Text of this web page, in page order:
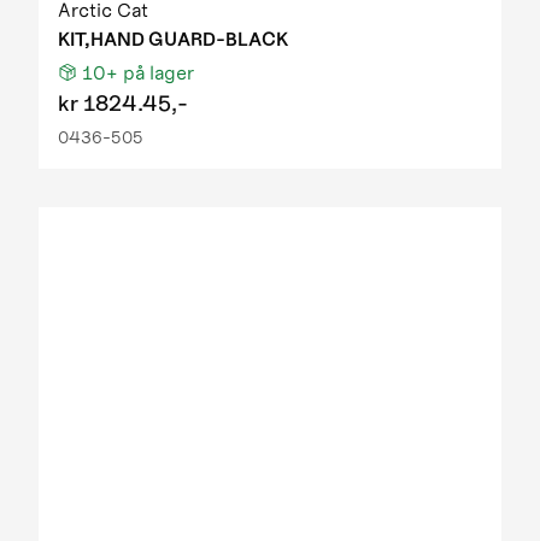
Arctic Cat
KIT,HAND GUARD-BLACK
10+ på lager
kr 1824.45,-
0436-505